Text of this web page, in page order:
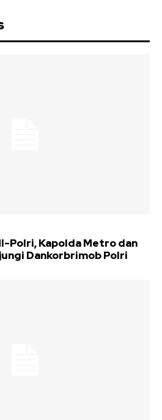
Polri, Kapolda Metro dan
Dankorbrimob Polri